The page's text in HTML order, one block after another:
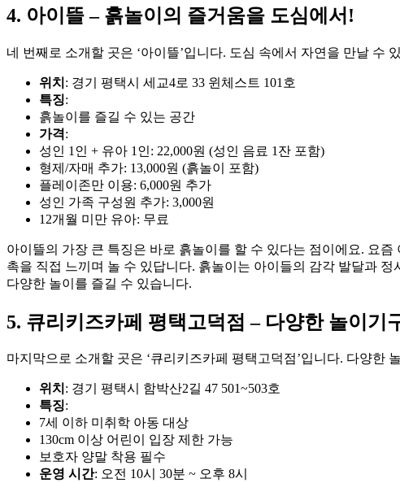
4. 아이뜰 – 흙놀이의 즐거움을 도심에서!
네 번째로 소개할 곳은 ‘아이뜰’입니다. 도심 속에서 자연을 만날 수
위치 : 경기 평택시 세교4로 33 윈체스트 101호
특징:
흙놀이를 즐길 수 있는 공간
가격:
성인 1인 + 유아 1인: 22,000원 (성인 음료 1잔 포함)
형제/자매 추가: 13,000원 (흙놀이 포함)
플레이존만 이용: 6,000원 추가
성인 가족 구성원 추가: 3,000원
12개월 미만 유아: 무료
아이뜰의 가장 큰 특징은 바로 흙놀이를 할 수 있다는 점이에요. 요
촉을 직접 느끼며 놀 수 있답니다. 흙놀이는 아이들의 감각 발달과
다양한 놀이를 즐길 수 있습니다.
5. 큐리키즈카페 평택고덕점 – 다양한 놀이기
마지막으로 소개할 곳은 ‘큐리키즈카페 평택고덕점’입니다. 다양한
위치 : 경기 평택시 함박산2길 47 501~503호
특징:
7세 이하 미취학 아동 대상
130cm 이상 어린이 입장 제한 가능
보호자 양말 착용 필수
운영 시간: 오전 10시 30분 ~ 오후 8시